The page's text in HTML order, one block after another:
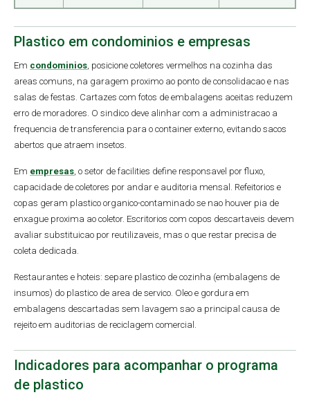
Plastico em condominios e empresas
Em condominios , posicione coletores vermelhos na cozinha das
areas comuns, na garagem proximo ao ponto de consolidacao e nas
salas de festas. Cartazes com fotos de embalagens aceitas reduzem
erro de moradores. O sindico deve alinhar com a administracao a
frequencia de transferencia para o container externo, evitando sacos
abertos que atraem insetos.
Em empresas , o setor de facilities define responsavel por fluxo,
capacidade de coletores por andar e auditoria mensal. Refeitorios e
copas geram plastico organico-contaminado se nao houver pia de
enxague proxima ao coletor. Escritorios com copos descartaveis devem
avaliar substituicao por reutilizaveis, mas o que restar precisa de
coleta dedicada.
Restaurantes e hoteis: separe plastico de cozinha (embalagens de
insumos) do plastico de area de servico. Oleo e gordura em
embalagens descartadas sem lavagem sao a principal causa de
rejeito em auditorias de reciclagem comercial.
Indicadores para acompanhar o programa
de plastico